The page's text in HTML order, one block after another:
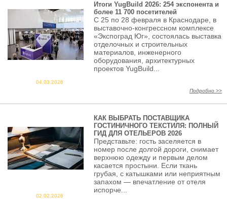
04.03.2026
Итоги YugBuild 2026: 254 экспонента и
более 11 700 посетителей
С 25 по 28 февраля в Краснодаре, в
выставочно-конгрессном комплексе
«Экспоград Юг», состоялась выставка
отделочных и строительных
материалов, инженерного
оборудования, архитектурных
проектов YugBuild...
Подробно >>
02.02.2026
КАК ВЫБРАТЬ ПОСТАВЩИКА
ГОСТИНИЧНОГО ТЕКСТИЛЯ: ПОЛНЫЙ
ГИД ДЛЯ ОТЕЛЬЕРОВ 2026
Представьте: гость заселяется в
номер после долгой дороги, снимает
верхнюю одежду и первым делом
касается простыни. Если ткань
грубая, с катышками или неприятным
запахом — впечатление от отеля
испорче...